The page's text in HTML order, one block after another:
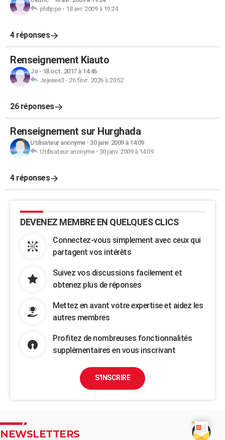
philippe- 18 avr. 2009 à 19:24
4 réponses
Renseignement Kiauto
Jo- 18 oct. 2017 à 14:46
Jejeeee3- 26 févr. 2026 à 20:52
26 réponses
Renseignement sur Hurghada
Utilisateur anonyme- 30 janv. 2009 à 14:09
Utilisateur anonyme- 30 janv. 2009 à 14:09
4 réponses
DEVENEZ MEMBRE EN QUELQUES CLICS
Connectez-vous simplement avec ceux qui
partagent vos intérêts
Suivez vos discussions facilement et
obtenez plus de réponses
Mettez en avant votre expertise et aidez les
autres membres
Profitez de nombreuses fonctionnalités
supplémentaires en vous inscrivant
S'INSCRIRE
NEWSLETTERS